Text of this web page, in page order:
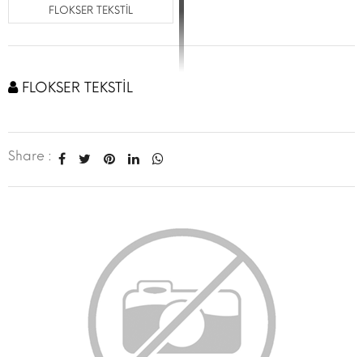
FLOKSER TEKSTİL
FLOKSER TEKSTİL
Share :